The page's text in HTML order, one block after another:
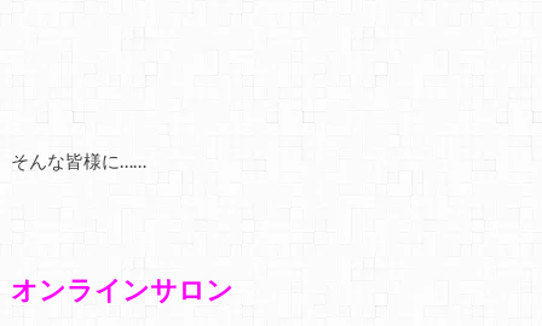
そんな皆様に……
オンラインサロン